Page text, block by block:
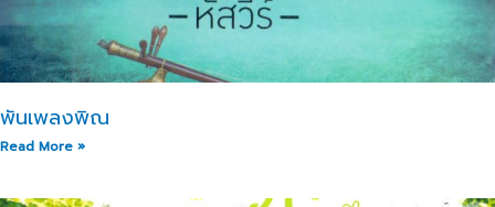
พันเพลงพิณ
Read More »